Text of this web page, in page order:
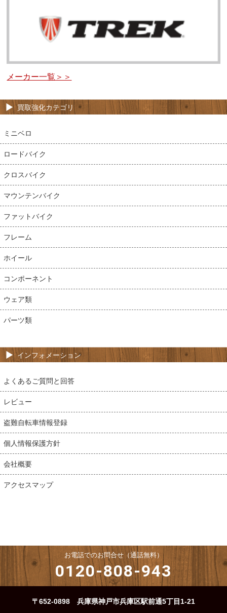
メーカー一覧＞＞
買取強化カテゴリ
ミニベロ
ロードバイク
クロスバイク
マウンテンバイク
ファットバイク
フレーム
ホイール
コンポーネント
ウェア類
パーツ類
インフォメーション
よくあるご質問と回答
レビュー
盗難自転車情報登録
個人情報保護方針
会社概要
アクセスマップ
お電話でのお問合せ（通話無料）
0120-808-943
〒652-0898 兵庫県神戸市兵庫区駅前通5丁目1-21